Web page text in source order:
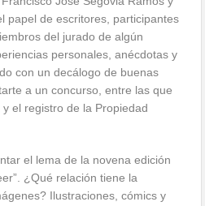
papel de escritores, participantes
del jurado de algún
personales, anécdotas y
con un decálogo de buenas
a un concurso, entre las que
el registro de la Propiedad
el lema de la novena edición
¿Qué relación tiene la
Ilustraciones, cómics y